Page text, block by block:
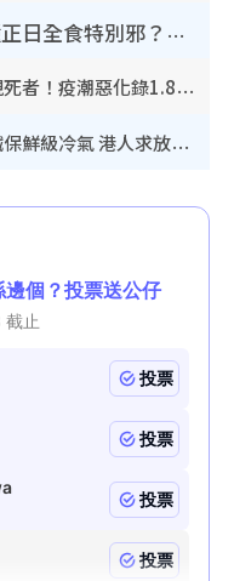
鬼門開2026｜農曆七月撞正日全食特別邪？專家警告切忌做一事！揭4大禁忌+2招保平安
奪命寄生蟲｜食生菜狂瀉首現死者！疫潮惡化錄1.8萬宗病例 揭洗菜3大謬誤
內地客歎港人唔識老！揭港鐵保鮮級冷氣 港人求放過：咪投訴